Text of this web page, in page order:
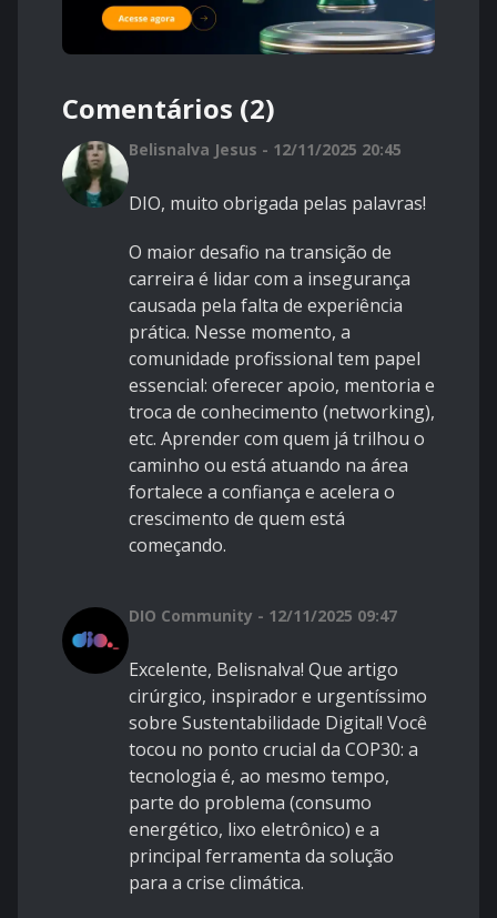
Comentários (2)
Belisnalva Jesus - 12/11/2025 20:45
DIO, muito obrigada pelas palavras!
O maior desafio na transição de
carreira é lidar com a insegurança
causada pela falta de experiência
prática. Nesse momento, a
comunidade profissional tem papel
essencial: oferecer apoio, mentoria e
troca de conhecimento (networking),
etc. Aprender com quem já trilhou o
caminho ou está atuando na área
fortalece a confiança e acelera o
crescimento de quem está
começando.
DIO Community - 12/11/2025 09:47
Excelente, Belisnalva! Que artigo
cirúrgico, inspirador e urgentíssimo
sobre Sustentabilidade Digital! Você
tocou no ponto crucial da COP30: a
tecnologia é, ao mesmo tempo,
parte do problema (consumo
energético, lixo eletrônico) e a
principal ferramenta da solução
para a crise climática.